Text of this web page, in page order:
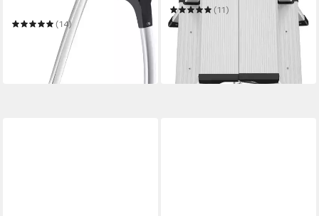
TopLine, aus Aluminuim und
Kunststoff(14)
ab 103,97 € UVP
in 3-4 Werktagen bei dir
(11)
ab 47,75 €